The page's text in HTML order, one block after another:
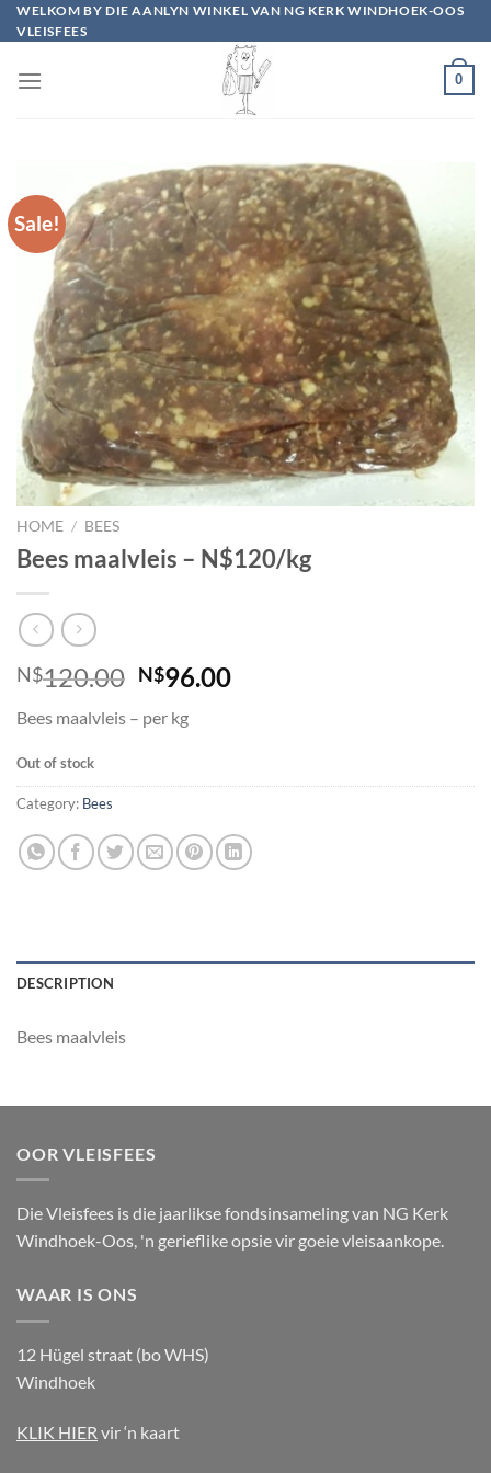
Skip
to
WELKOM BY DIE AANLYN WINKEL VAN NG KERK WINDHOEK-OOS
VLEISFEES
0
Sale!
HOME / BEES
Bees maalvleis – N$120/kg
N$120.00 Original
was:
N$96.00Current
Bees maalvleis – per kg
Out of stock
Category: Bees
DESCRIPTION
Bees maalvleis
OOR VLEISFEES
Die Vleisfees is die jaarlikse fondsinsameling van NG Kerk
Windhoek-Oos, 'n gerieflike opsie vir goeie vleisaankope.
WAAR IS ONS
12 Hügel straat (bo WHS)
Windhoek
KLIK HIER vir ‘n kaart